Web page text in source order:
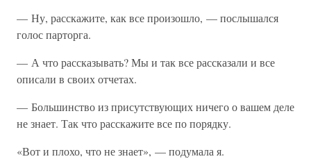
— Ну, расскажите, как все произошло, — послышался
голос парторга.
— А что рассказывать? Мы и так все рассказали и все
описали в своих отчетах.
— Большинство из присутствующих ничего о вашем деле
не знает. Так что расскажите все по порядку.
«Вот и плохо, что не знает», — подумала я.